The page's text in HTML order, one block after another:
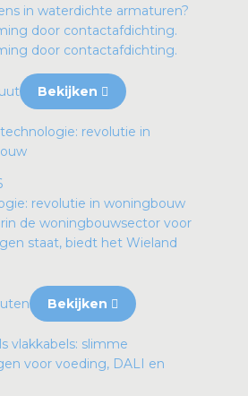
in waterdichte armaturen?
door contactafdichting.
door contactafdichting.
Bekijken
revolutie in woningbouw
de woningbouwsector voor
staat, biedt het Wieland
Bekijken